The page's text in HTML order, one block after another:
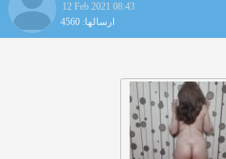
12 Feb 2021 08:43
ارسالها: 4560